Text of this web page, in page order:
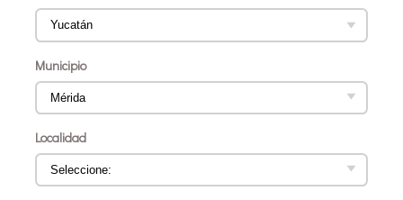
Municipio
Localidad